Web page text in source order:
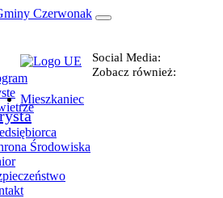
Social Media:
Zobacz również:
Mieszkaniec
Środowiska